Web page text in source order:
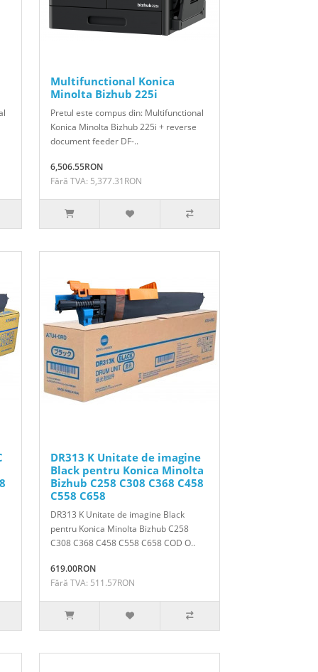
Multifunctional Konica
Minolta Bizhub 225i
Pretul este compus din: Multifunctional
Konica Minolta Bizhub 225i + reverse
document feeder DF-..
6,506.55RON
Fără TVA: 5,377.31RON
DR313 K Unitate de imagine
Black pentru Konica Minolta
Bizhub C258 C308 C368 C458
C558 C658
DR313 K Unitate de imagine Black
pentru Konica Minolta Bizhub C258
C308 C368 C458 C558 C658 COD O..
619.00RON
Fără TVA: 511.57RON